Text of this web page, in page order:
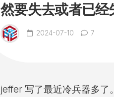
然要失去或者已经
2024-07-10 7
jeffer 写了最近冷兵器多了。